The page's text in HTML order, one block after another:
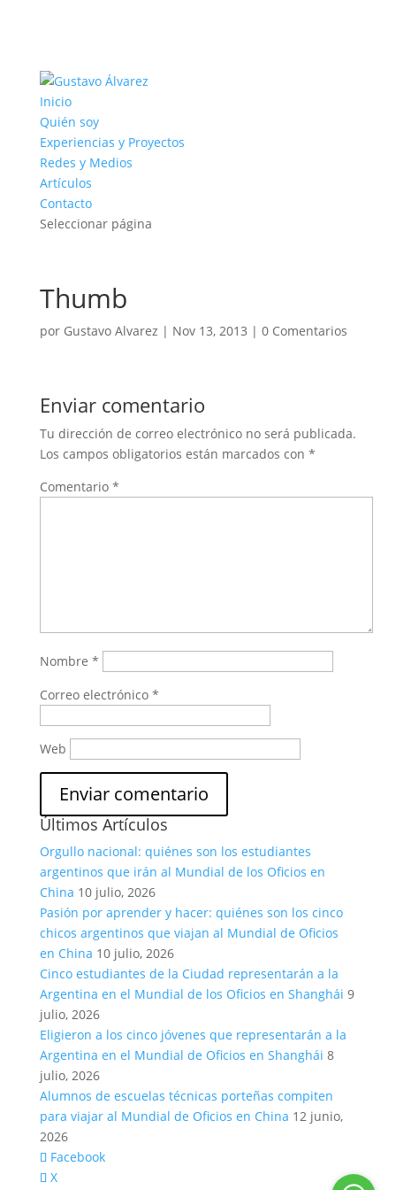
Inicio
Quién soy
Experiencias y Proyectos
Redes y Medios
Artículos
Contacto
Seleccionar página
Thumb
por Gustavo Alvarez | Nov 13, 2013 | 0 Comentarios
Enviar comentario
Tu dirección de correo electrónico no será publicada.
Los campos obligatorios están marcados con *
Comentario *
Nombre *
Correo electrónico *
Web
Últimos Artículos
Orgullo nacional: quiénes son los estudiantes
argentinos que irán al Mundial de los Oficios en
China 10 julio, 2026
Pasión por aprender y hacer: quiénes son los cinco
chicos argentinos que viajan al Mundial de Oficios
en China 10 julio, 2026
Cinco estudiantes de la Ciudad representarán a la
Argentina en el Mundial de los Oficios en Shanghái 9
julio, 2026
Eligieron a los cinco jóvenes que representarán a la
Argentina en el Mundial de Oficios en Shanghái 8
julio, 2026
Alumnos de escuelas técnicas porteñas compiten
para viajar al Mundial de Oficios en China 12 junio,
2026
Facebook
X